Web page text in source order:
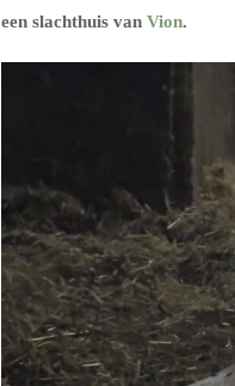
een slachthuis van Vion.